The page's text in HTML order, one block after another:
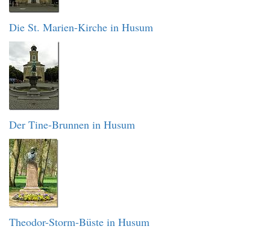
Die St. Marien-Kirche in Husum
Der Tine-Brunnen in Husum
Theodor-Storm-Büste in Husum